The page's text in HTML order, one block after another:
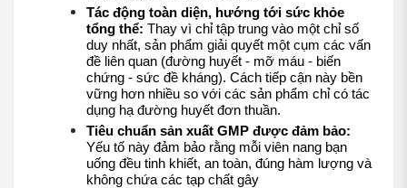
Tác động toàn diện, hướng tới sức khỏe
tổng thể: Thay vì chỉ tập trung vào một chỉ số
duy nhất, sản phẩm giải quyết một cụm các vấn
đề liên quan (đường huyết - mỡ máu - biến
chứng - sức đề kháng). Cách tiếp cận này bền
vững hơn nhiều so với các sản phẩm chỉ có tác
dụng hạ đường huyết đơn thuần.
Tiêu chuẩn sản xuất GMP được đảm bảo:
Yếu tố này đảm bảo rằng mỗi viên nang bạn
uống đều tinh khiết, an toàn, đúng hàm lượng và
không chứa các tạp chất gây